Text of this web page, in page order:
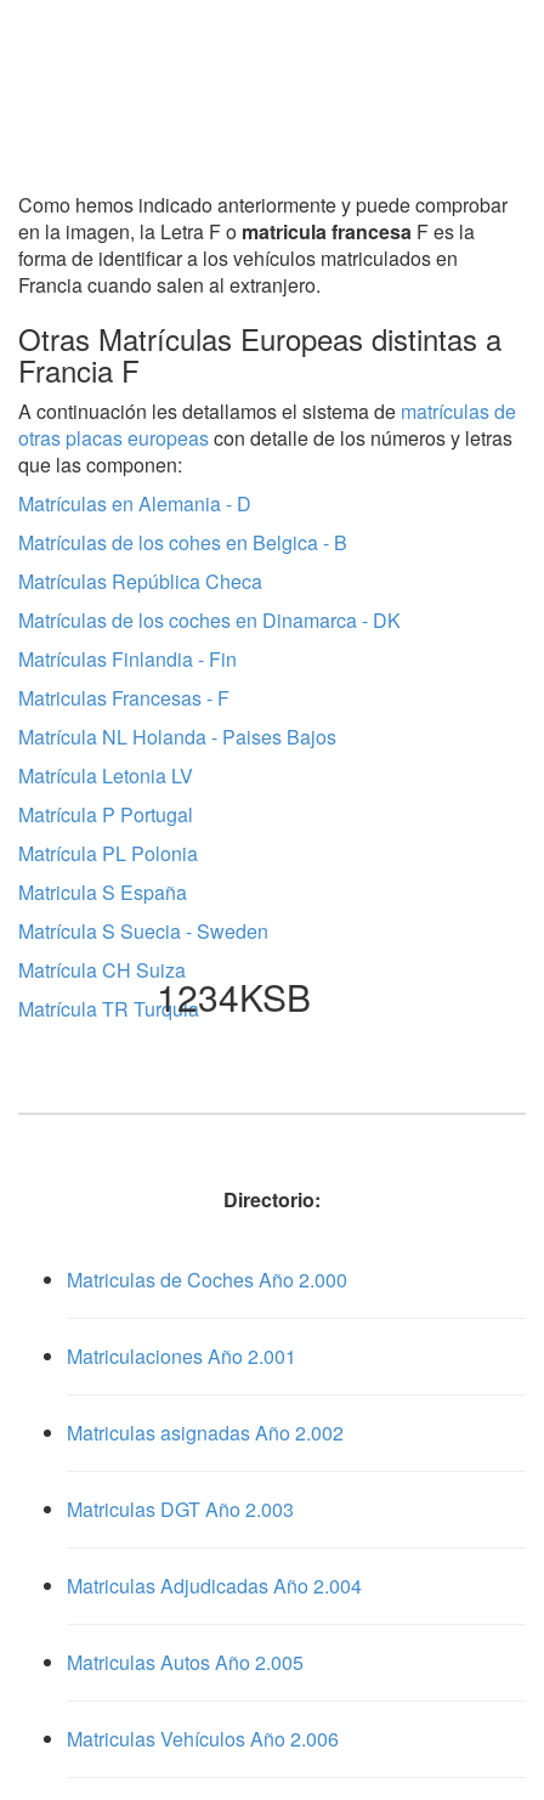
Como hemos indicado anteriormente y puede comprobar
en la imagen, la Letra F o matricula francesa F es la
forma de identificar a los vehículos matriculados en
Francia cuando salen al extranjero.
Otras Matrículas Europeas distintas a
Francia F
A continuación les detallamos el sistema de matrículas de
otras placas europeascon detalle de los números y letras
que las componen:
Matrículas en Alemania - D
Matrículas de los cohes en Belgica - B
Matrículas República Checa
Matrículas de los coches en Dinamarca - DK
Matrículas Finlandia - Fin
Matriculas Francesas - F
Matrícula NL Holanda - Paises Bajos
Matrícula Letonia LV
Matrícula P Portugal
Matrícula PL Polonia
Matricula S España
Matrícula S Suecia - Sweden
Matrícula CH Suiza
Matrícula TR Turquia1234KSB
Directorio:
Matriculas de Coches Año 2.000
Matriculaciones Año 2.001
Matriculas asignadas Año 2.002
Matriculas DGT Año 2.003
Matriculas Adjudicadas Año 2.004
Matriculas Autos Año 2.005
Matriculas Vehículos Año 2.006